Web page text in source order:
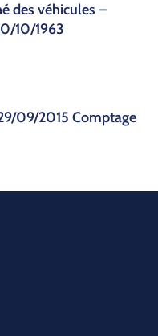
des véhicules –
10/1963
09/2015 Comptage